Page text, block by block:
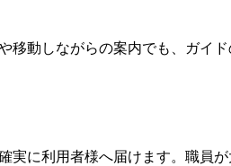
移動しながらの案内でも、ガイ
実に利用者様へ届けます。職員